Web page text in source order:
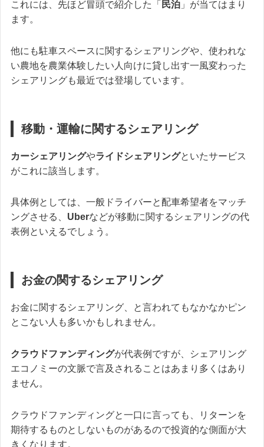
これには、先ほど冒頭で紹介した「 民泊 」が当てはまり
ます。
他にも駐車スペースに関するシェアリングや、使われな
い農地を農業体験したい人向けに貸し出す一風変わった
シェアリングも最近では登場しています。
移動・運輸に関するシェアリング
カーシェアリングやライドシェアリングといたサービス
がこれに該当します。
具体例としては、一般ドライバーと配車希望者をマッチ
ングさせる、 Uberなどが移動に関するシェアリングの代
表例といえるでしょう。
お金の関するシェアリング
お金に関するシェアリング、と言われてもなかなかピン
とこない人も多いかもしれません。
クラウドファンディングが代表例ですが、シェアリング
エコノミーの文脈で言及されることはあまり多くはあり
ません。
クラウドファンディングと一口に言っても、リターンを
期待するものとしないものがあるので投資的な側面が大
きくなります。